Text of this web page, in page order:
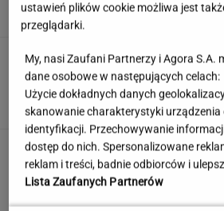
Second home nad
popularności. Coraz
model inwestowania
MATERIAŁ PROMOCYJNY
Anastazja
świata. "Kariera przez
komentarz
SUBSKRYPCJA
ustawień plików cookie możliwa jest
przeglądarki.
My, nasi Zaufani Partnerzy i Agora S.A.
dane osobowe w następujących celach:
Użycie dokładnych danych
skanowanie charakterystyki urządzenia
identyfikacji. Przechowywanie
dostęp do nich. Spersonalizowane
reklam i treści, badnie odbiorców i
Lista Zaufanych Partnerów